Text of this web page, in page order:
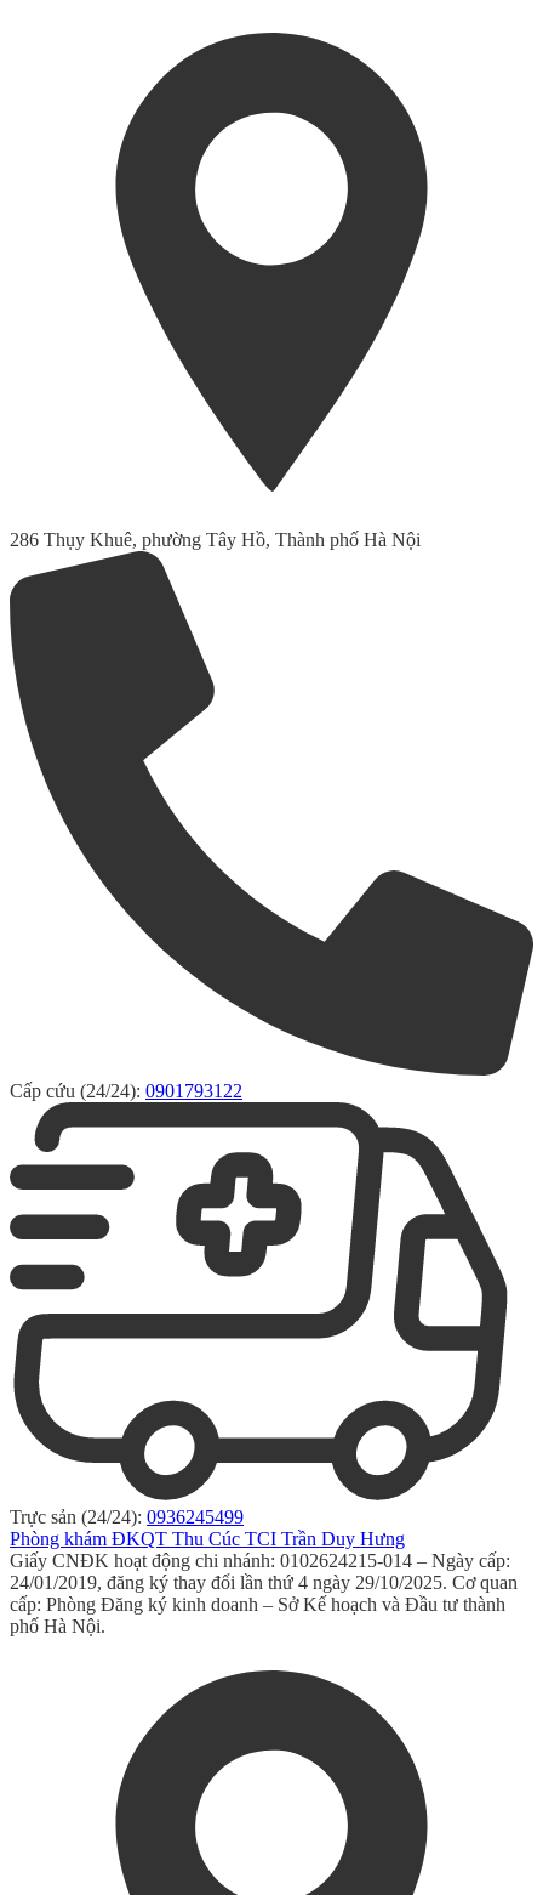
286 Thụy Khuê, phường Tây Hồ, Thành phố Hà Nội
Cấp cứu (24/24): 0901793122
Trực sản (24/24): 0936245499
Phòng khám ĐKQT Thu Cúc TCI Trần Duy Hưng
Giấy CNĐK hoạt động chi nhánh: 0102624215-014 – Ngày cấp:
24/01/2019, đăng ký thay đổi lần thứ 4 ngày 29/10/2025. Cơ quan
cấp: Phòng Đăng ký kinh doanh – Sở Kế hoạch và Đầu tư thành
phố Hà Nội.